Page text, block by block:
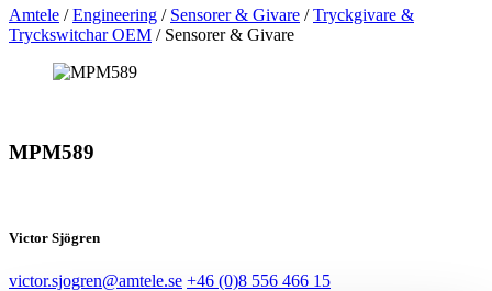
Amtele /Engineering / Sensorer & Givare /Tryckgivare &
Tryckswitchar OEM / Sensorer & Givare
MPM589
Victor Sjögren
victor.sjogren@amtele.se +46 (0)8 556 466 15